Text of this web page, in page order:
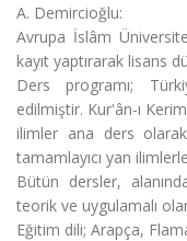
A. Demircioğlu:
Avrupa İslâm
kayıt yaptırarak lisans
Ders programı;
edilmiştir. Kur'ân-ı
ilimler ana ders
tamamlayıcı yan
Bütün dersler,
teorik ve uygulamalı
Eğitim dili; Arapça,